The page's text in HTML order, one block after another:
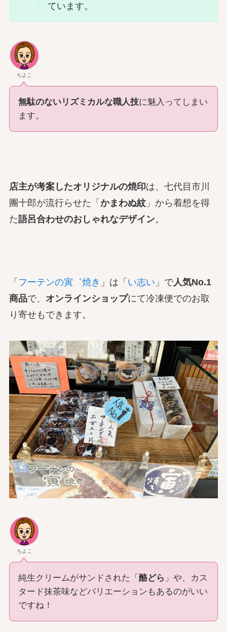
ています。
ちよこ
無駄のないリズミカルな職人技に魅入ってしまい
ます。
店主が考案したオリジナルの焼印は、七代目市川
團十郎が流行らせた「 かまわぬ紋」から着想を得
た語呂合わせのおしゃれなデザイン。
「 フーテンの寅゛焼き 」は「 い志い 」で人気No.1
商品で、 オンラインショップにて冷凍便でのお取
り寄せもできます。
ちよこ
純生クリームがサンドされた「 酪どら 」や、カス
タード抹茶味などバリエーションもあるのがいい
ですね！